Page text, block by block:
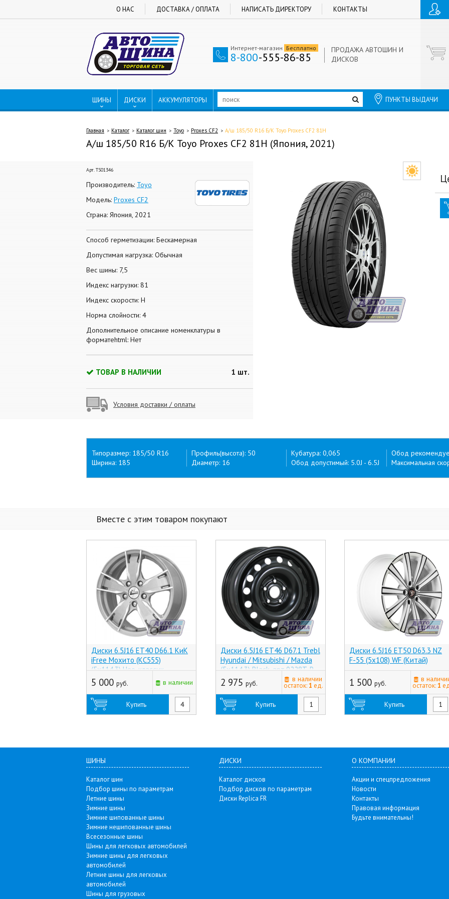
О НАС ДОСТАВКА / ОПЛАТА НАПИСАТЬ ДИРЕКТОРУ КОНТАКТЫ
Интернет-магазин Бесплатно
8-800-555-86-85
ПРОДАЖА АВТОШИН И
ДИСКОВ
ШИНЫ ДИСКИ АККУМУЛЯТОРЫ ПУНКТЫ ВЫДАЧИ
Главная Каталог Каталог шин Toyo Proxes CF2 А/ш 185/50 R16 Б/К Toyo Proxes CF2 81H
А/ш 185/50 R16 Б/К Toyo Proxes CF2 81H (Япония, 2021)
Арт. TS01346
Производитель: Toyo
Модель: Proxes CF2
Страна: Япония, 2021
Способ герметизации: Бескамерная
Допустимая нагрузка: Обычная
Вес шины: 7,5
Индекс нагрузки: 81
Индекс скорости: H
Норма слойности: 4
Дополнительное описание номенклатуры в
форматеhtml: Нет
ТОВАР В НАЛИЧИИ 1 шт.
Условия доставки / оплаты
Типоразмер: 185/50 R16
Ширина: 185
Профиль(высота): 50
Диаметр: 16
Кубатура: 0,065
Обод допустимый: 5.0J - 6.5J
Обод
Максимальная
Вместе с этим товаром покупают
Диски 6.5J16 ET40 D66.1 КиК
iFree Мохито (КС555)
(5x114.3) Нео-классик,
арт.146206 (Россия)
5 000 руб. в наличии
Купить
Диски 6.5J16 ET46 D67.1 Trebl
Hyundai / Mitsubishi / Mazda
(5x114.3) Black, арт.9228T-P
(Россия)
2 975 руб.
в наличии
остаток:1 ед.
Купить
Диски 6.5J16 ET50 D63.3 NZ
F-55 (5x108) WF (Китай)
1 500 руб.
в
остаток:1
Купить
ШИНЫ
Каталог шин
Подбор шины по параметрам
Летние шины
Зимние шины
Зимние шипованные шины
Зимние нешипованные шины
Всесезонные шины
Шины для легковых автомобилей
Зимние шины для легковых
автомобилей
Летние шины для легковых
автомобилей
Шины для грузовых
ДИСКИ
Каталог дисков
Подбор дисков по параметрам
Диски Replica FR
О КОМПАНИИ
Акции и спецпредложения
Новости
Контакты
Правовая информация
Будьте внимательны!